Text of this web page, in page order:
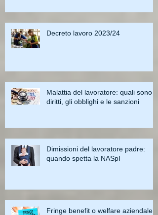
Decreto lavoro 2023/24
Malattia del lavoratore: quali sono i
diritti, gli obblighi e le sanzioni
Dimissioni del lavoratore padre:
quando spetta la NASpI
Fringe benefit o welfare aziendale: